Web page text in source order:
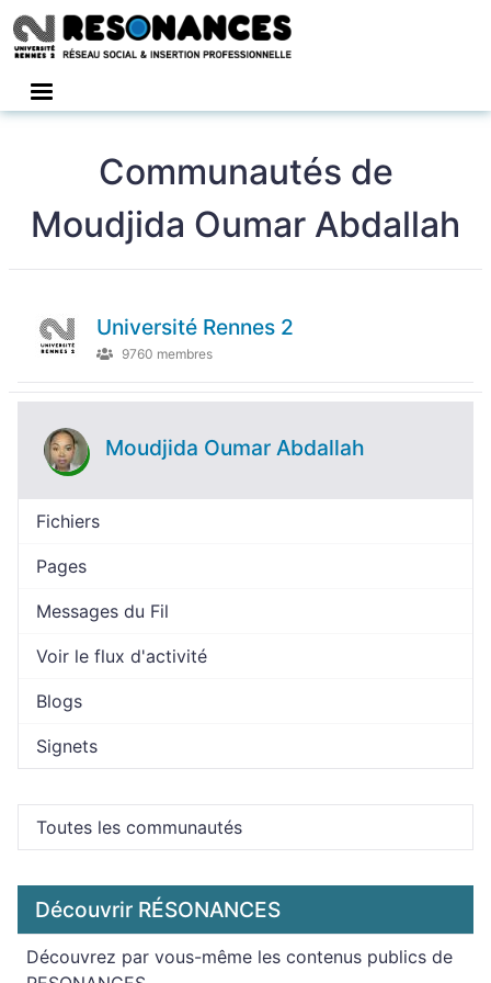
Communautés de
Moudjida Oumar Abdallah
Université Rennes 2
9760 membres
Moudjida Oumar Abdallah
Fichiers
Pages
Messages du Fil
Voir le flux d'activité
Blogs
Signets
Toutes les communautés
Découvrir RÉSONANCES
Découvrez par vous-même les contenus publics de